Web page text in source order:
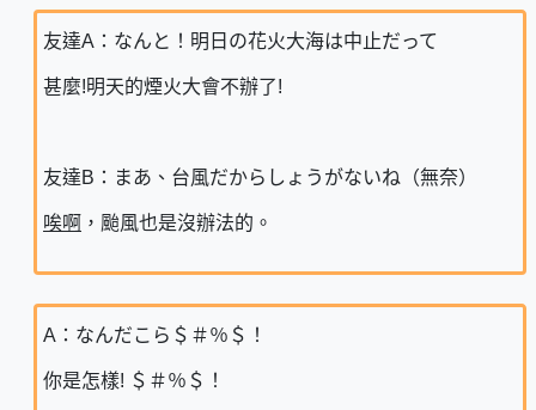
友達A：なんと！明日の花火大海は中止だって
甚麼!明天的煙火大會不辦了!
友達B：まあ、台風だからしょうがないね（無奈）
唉啊 ，颱風也是沒辦法的。
A：なんだこら＄＃％＄！
你是怎樣! ＄＃％＄！